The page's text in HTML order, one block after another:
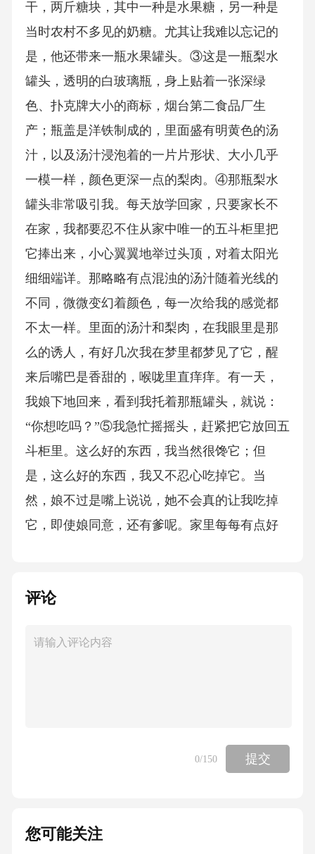
干，两斤糖块，其中一种是水果糖，另一种是
当时农村不多见的奶糖。尤其让我难以忘记的
是，他还带来一瓶水果罐头。③这是一瓶梨水
罐头，透明的白玻璃瓶，身上贴着一张深绿
色、扑克牌大小的商标，烟台第二食品厂生
产；瓶盖是洋铁制成的，里面盛有明黄色的汤
汁，以及汤汁浸泡着的一片片形状、大小几乎
一模一样，颜色更深一点的梨肉。④那瓶梨水
罐头非常吸引我。每天放学回家，只要家长不
在家，我都要忍不住从家中唯一的五斗柜里把
它捧出来，小心翼翼地举过头顶，对着太阳光
细细端详。那略略有点混浊的汤汁随着光线的
不同，微微变幻着颜色，每一次给我的感觉都
不太一样。里面的汤汁和梨肉，在我眼里是那
么的诱人，有好几次我在梦里都梦见了它，醒
来后嘴巴是香甜的，喉咙里直痒痒。有一天，
我娘下地回来，看到我托着那瓶罐头，就说：
“你想吃吗？”⑤我急忙摇摇头，赶紧把它放回五
斗柜里。这么好的东西，我当然很馋它；但
是，这么好的东西，我又不忍心吃掉它。当
然，娘不过是嘴上说说，她不会真的让我吃掉
它，即使娘同意，还有爹呢。家里每每有点好
叔叔拿来的礼物，爹娘早合计好了，要留到春
给爹说了，爹担心我吃掉它——其实这个担心
家的时候，我就觉得六神无主——因为打不开
五斗柜了。我真的不是想偷吃梨水罐头，而是
个心眼，假装睡着，看娘把钥匙藏到什么地
评论
0/150 提交
您可能关注